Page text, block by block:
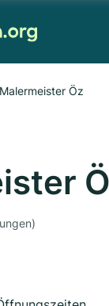
Malermeister Öz